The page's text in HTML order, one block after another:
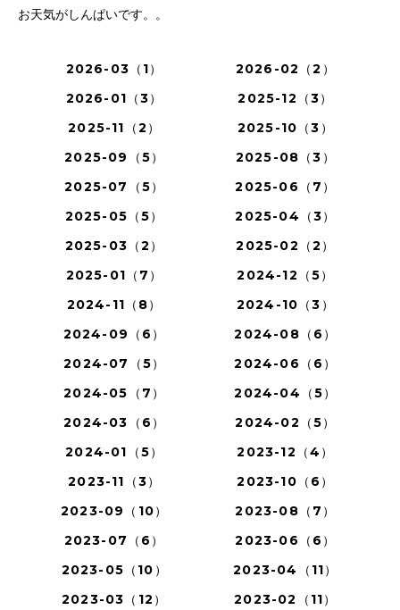
お天気がしんぱいです。。
2026-03（1）
2026-02（2）
2026-01（3）
2025-12（3）
2025-11（2）
2025-10（3）
2025-09（5）
2025-08（3）
2025-07（5）
2025-06（7）
2025-05（5）
2025-04（3）
2025-03（2）
2025-02（2）
2025-01（7）
2024-12（5）
2024-11（8）
2024-10（3）
2024-09（6）
2024-08（6）
2024-07（5）
2024-06（6）
2024-05（7）
2024-04（5）
2024-03（6）
2024-02（5）
2024-01（5）
2023-12（4）
2023-11（3）
2023-10（6）
2023-09（10）
2023-08（7）
2023-07（6）
2023-06（6）
2023-05（10）
2023-04（11）
2023-03（12）
2023-02（11）